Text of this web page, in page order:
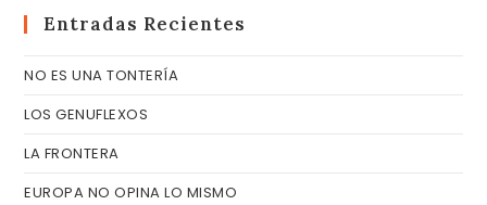
Entradas Recientes
NO ES UNA TONTERÍA
LOS GENUFLEXOS
LA FRONTERA
EUROPA NO OPINA LO MISMO